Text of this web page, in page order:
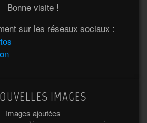
Bonne visite !
sur les réseaux sociaux :
IMAGES
Images ajoutées